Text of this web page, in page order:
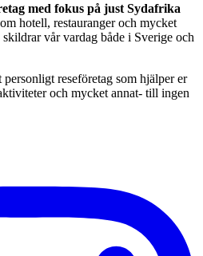
med fokus på just Sydafrika
hotell, restauranger och mycket
vår vardag både i Sverige och
personligt reseföretag som hjälper er
och mycket annat- till ingen